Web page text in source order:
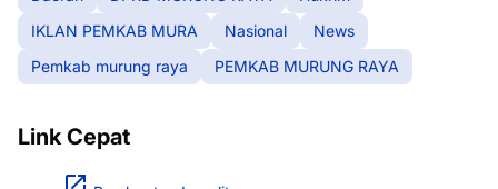
IKLAN PEMKAB MURA
Nasional
News
Pemkab murung raya
PEMKAB MURUNG RAYA
Link Cepat